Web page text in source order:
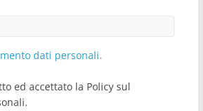
dati personali.
ed accettato la Policy sul